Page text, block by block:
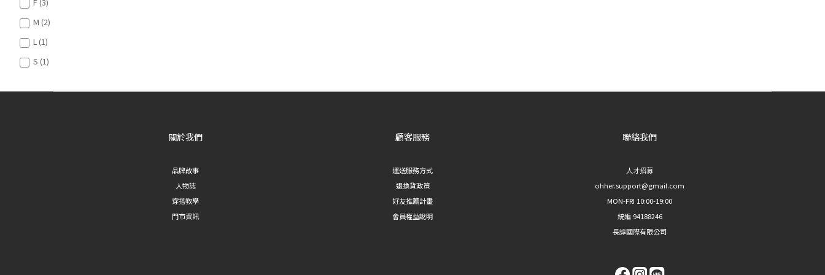
M (2)
L (1)
S (1)
關於我們
品牌故事
人物誌
穿搭教學
門市資訊
顧客服務
運送服務方式
退換貨政策
好友推薦計畫
會員權益說明
聯絡我們
人才招募
ohher.support@gmail.com
MON-FRI 10:00-19:00
統編 94188246
長諄國際有限公司